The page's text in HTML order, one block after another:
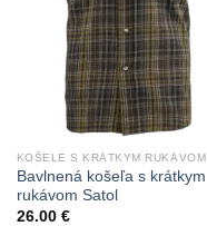
KOŠELE S KRÁTKYM RUKÁVOM
Bavlnená košeľa s krátkym
rukávom Satol
26.00 €